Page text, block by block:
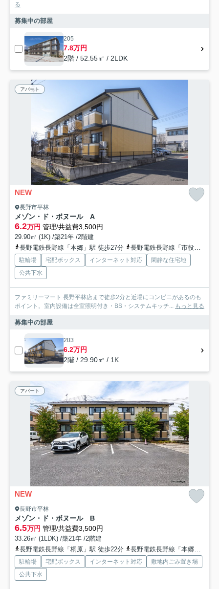
る
募集中の部屋
205
7.8万円
2階 / 52.55㎡ / 2LDK
アパート
NEW
長野市平林
メゾン・ド・ボヌール A
6.2万円 管理/共益費3,500円
29.90㎡ (1K) /築21年 /2階建
長野電鉄長野線「本郷」駅 徒歩27分
長野電鉄長野線「市役所前」駅 徒歩30分
駐輪場 宅配ボックス インターネット対応
閑静な住宅地
公共下水
ファミリーマート 長野平林店まで徒歩2分と近場にコンビニがあるのも
ポイント。室内設備は全室照明付き・BS・システムキッチ... もっと見る
募集中の部屋
203
6.2万円
2階 / 29.90㎡ / 1K
アパート
NEW
長野市平林
メゾン・ド・ボヌール B
6.5万円 管理/共益費3,500円
33.26㎡ (1LDK) /築21年 /2階建
長野電鉄長野線「桐原」駅 徒歩22分
長野電鉄長野線「本郷」駅 徒歩26分
駐輪場 宅配ボックス インターネット対応
敷地内ごみ置き場
公共下水